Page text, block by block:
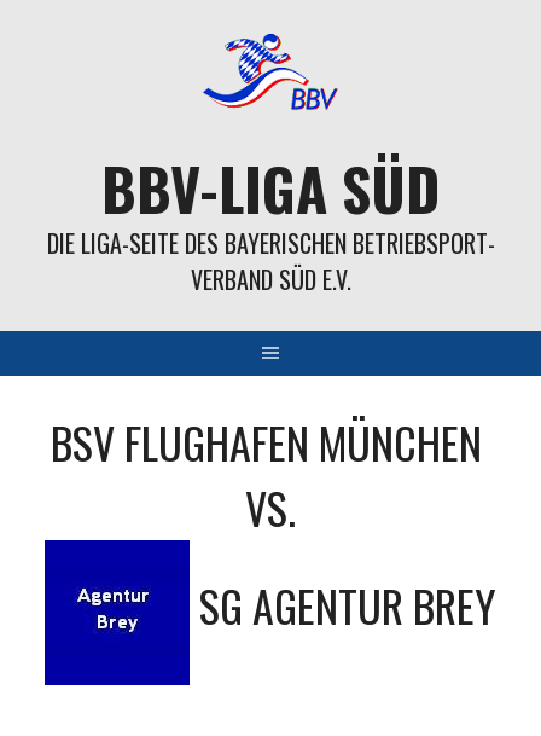
BBV-LIGA SÜD
DIE LIGA-SEITE DES BAYERISCHEN BETRIEBSPORT-
VERBAND SÜD E.V.
BSV FLUGHAFEN MÜNCHEN
VS.
SG AGENTUR BREY